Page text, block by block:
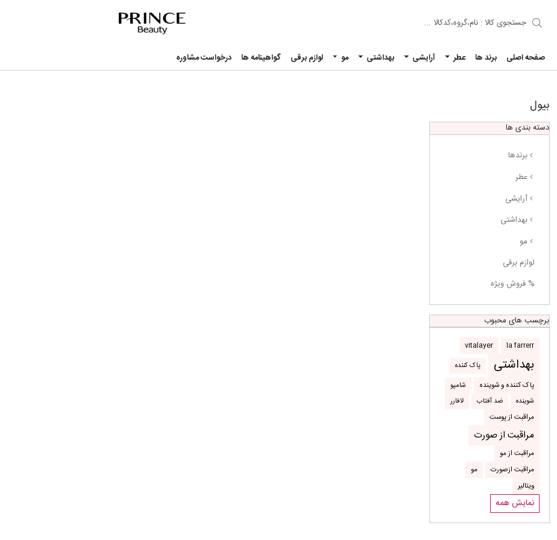
صفحه اصلی برند ها عطر آرایشی بهداشتی مو لوازم برقی گواهینامه ها درخواست مشاوره
بیول
دسته بندی ها
برندها
عطر
آرایشی
بهداشتی
مو
لوازم برقی
% فروش ویژه
برچسب های محبوب
la farrerr
vitalayer
بهداشتی
پاک کننده
پاک کننده و شوینده
شامپو
شوینده
ضد آفتاب
لافارر
مراقبت از پوست
مراقبت از صورت
مراقبت از مو
مراقبت ازصورت
مو
ویتالیر
نمایش همه